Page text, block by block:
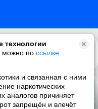
технологии
можно по ссылке
и связанная с ними
наркотических
аналогов причиняет
запрещён и влечёт